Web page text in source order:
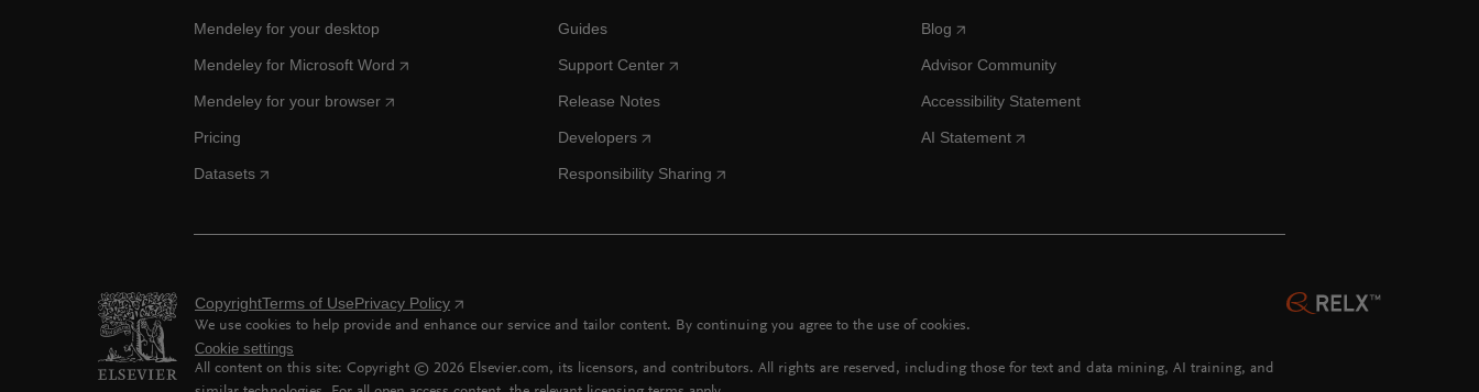
Mendeley for your desktop
Mendeley for Microsoft Word
Mendeley for your browser
Pricing
Datasets
Guides
Support Center
Release Notes
Developers
Responsibility Sharing
Blog
Advisor Community
Accessibility Statement
AI Statement
CopyrightTerms of UsePrivacy Policy
We use cookies to help provide and enhance our service and tailor content. By continuing you agree to the use of cookies.
Cookie settings
All content on this site: Copyright © 2026 Elsevier.com, its licensors, and contributors. All rights are reserved, including those for text and data mining, AI training, and